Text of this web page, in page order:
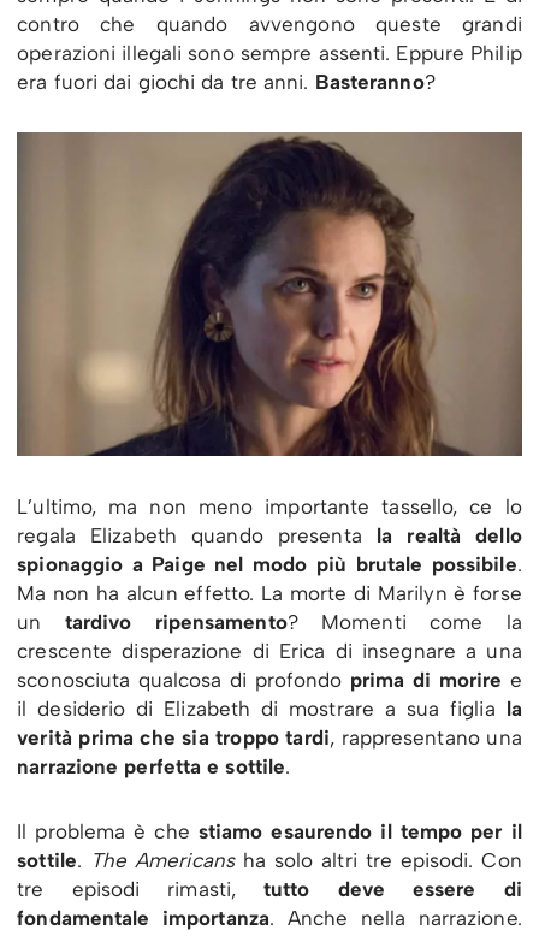
contro che quando avvengono queste grandi
operazioni illegali sono sempre assenti. Eppure Philip
era fuori dai giochi da tre anni. Basteranno?
L’ultimo, ma non meno importante tassello, ce lo
regala Elizabeth quando presenta la realtà dello
spionaggio a Paige nel modo più brutale possibile.
Ma non ha alcun effetto. La morte di Marilyn è forse
un tardivo ripensamento? Momenti come la
crescente disperazione di Erica di insegnare a una
sconosciuta qualcosa di profondo prima di morire e
il desiderio di Elizabeth di mostrare a sua figlia la
verità prima che sia troppo tardi, rappresentano una
narrazione perfetta e sottile.
Il problema è che stiamo esaurendo il tempo per il
sottile. The Americansha solo altri tre episodi. Con
tre episodi rimasti,tutto deve essere di
fondamentale importanza. Anche nella narrazione.